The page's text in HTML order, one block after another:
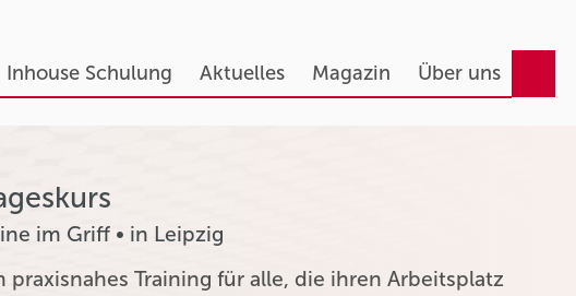
Inhouse Schulung Aktuelles Magazin Über uns
im Griff • in Leipzig
Training für alle, die ihren Arbeitsplatz